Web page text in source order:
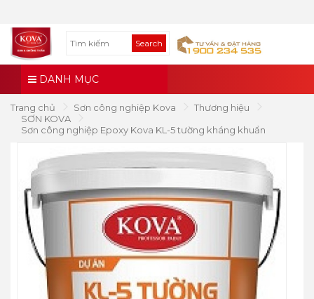
Search
DANH MỤC
Trang chủ Sơn công nghiệp Kova
Thương hiệu
SƠN KOVA
Sơn công nghiệp Epoxy Kova KL-5 tường kháng khuẩn